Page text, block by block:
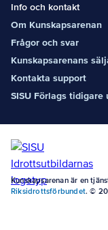
Info och kontakt
Om Kunskapsarenan
Frågor och svar
Kunskapsarenans
Kontakta support
SISU Förlags
Kunskapsarenan är en
Riksidrottsförbundet. ©